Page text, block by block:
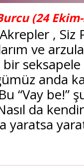
(24 Ekim-
, Siz
ve
anda
“Vay be!”
da
yaratsa